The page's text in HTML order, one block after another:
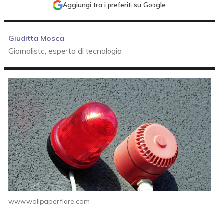
Aggiungi tra i preferiti su Google
Giuditta Mosca
Giornalista, esperta di tecnologia
www.wallpaperflare.com